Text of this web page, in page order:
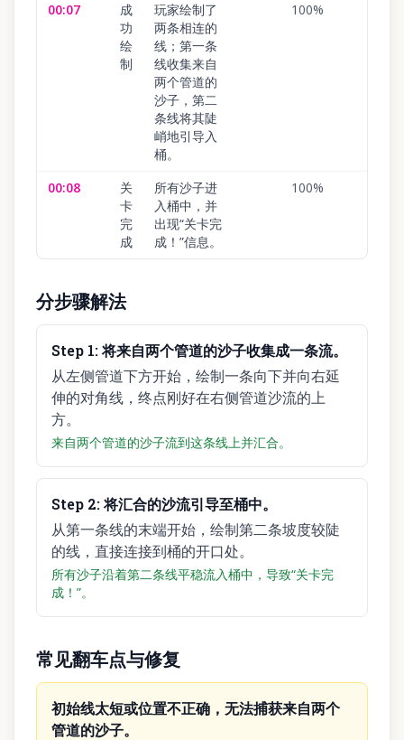
00:07
成
功
绘
制
玩家绘制了
两条相连的
线；第一条
线收集来自
两个管道的
沙子，第二
条线将其陡
峭地引导入
桶。
100%
00:08
关
卡
完
成
所有沙子进
入桶中，并
出现“关卡完
成！”信息。
100%
分步骤解法
Step 1:将来自两个管道的沙子收集成一条流。
从左侧管道下方开始，绘制一条向下并向右延
伸的对角线，终点刚好在右侧管道沙流的上
方。
来自两个管道的沙子流到这条线上并汇合。
Step 2:将汇合的沙流引导至桶中。
从第一条线的末端开始，绘制第二条坡度较陡
的线，直接连接到桶的开口处。
所有沙子沿着第二条线平稳流入桶中，导致“关卡完
成！”。
常见翻车点与修复
初始线太短或位置不正确，无法捕获来自两个
管道的沙子。